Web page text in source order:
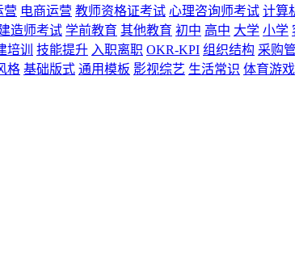
营 电商运营 教师资格证考试 心理咨询师考试 计算
造师考试 学前教育 其他教育 初中 高中 大学 小学
培训 技能提升 入职离职 OKR-KPI 组织结构 采购
格 基础版式 通用模板 影视综艺 生活常识 体育游戏